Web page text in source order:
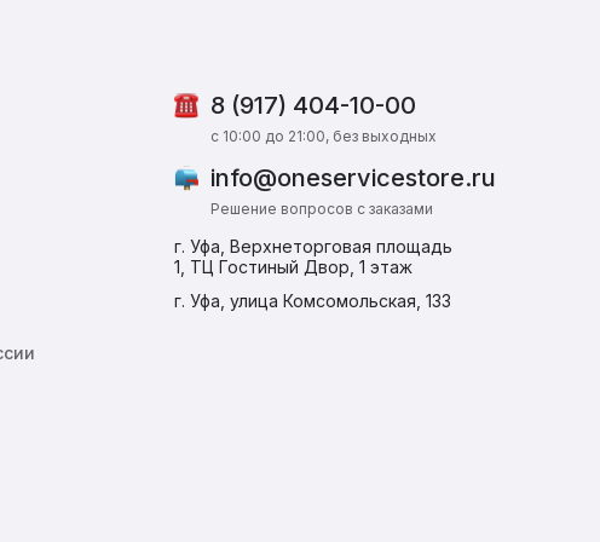
8 (917) 404-10-00
г. Уфа, Верхнеторговая площадь
1, ТЦ Гостиный Двор, 1 этаж
г. Уфа, улица Комсомольская, 133
info@oneservicestore.ru
c 10:00 до 21:00, без выходных
Решение вопросов с заказами